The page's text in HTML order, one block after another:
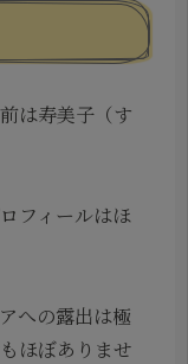
は寿美子（す
フィールはほ
への露出は極
ほぼありませ